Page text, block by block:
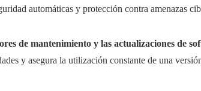
automáticas y protección contra amenazas
de mantenimiento y las actualizaciones de
y asegura la utilización constante de una